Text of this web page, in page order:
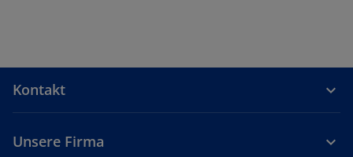
a
t
Kontakt
Unsere Firma